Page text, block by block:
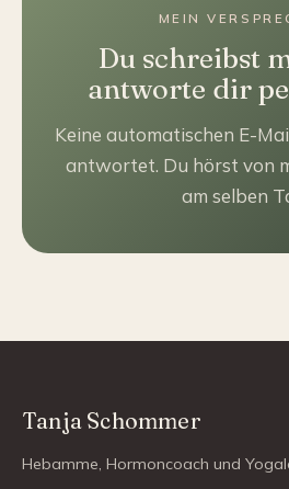
MEIN
Du schreibst
antworte dir
Keine automatischen E-
antwortet. Du hörst von
am selben
Tanja Schommer
Hebamme, Hormoncoach und